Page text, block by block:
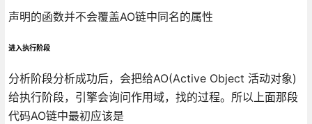
声明的函数并不会覆盖AO链中同名的属性
进入执行阶段
分析阶段分析成功后，会把给AO(Active Object 活动对象)
给执行阶段，引擎会询问作用域，找的过程。所以上面那段
代码AO链中最初应该是